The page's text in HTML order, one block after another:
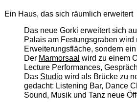
Ein Haus, das sich räumlich erweitert
Das neue Gorki erweitert sich
Palais am Festungsgraben wird
Erweiterungsfläche, sondern
Der Marmorsaal wird zu einem
Lecture Performances,
Das Studiowird als Brücke zu
gedacht: Listening Bar, Dance
Sound, Musik und Tanz neue